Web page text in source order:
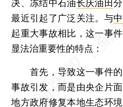
决、冻结中石油长庆油田
最近引起了广泛关注。与
起重大事故相比，这一事
显法治重要性的特点：
首先，导致这一事件的
事故引发，而是由央企片
地方政府修复本地生态环